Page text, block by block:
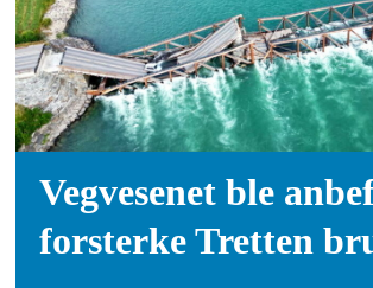
Vegvesenet ble
forsterke Tretten